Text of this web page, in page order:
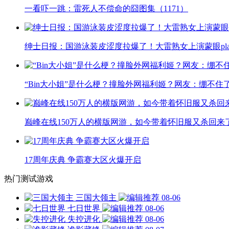
一看吓一跳：雷死人不偿命的囧图集（1171）
绅士日报：国游泳装皮涩度拉爆了！大雷熟女上演蒙眼
“Bin大小姐”是什么梗？撞脸外网福利姬？网友：绷不住
巅峰在线150万人的横版网游，如今带着怀旧服又杀回来
17周年庆典 争霸赛大区火爆开启
热门测试游戏
三国大领主
08-06
七日世界
08-06
失控进化
08-06